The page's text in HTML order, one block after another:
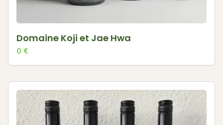
Domaine Koji et Jae Hwa
0 €